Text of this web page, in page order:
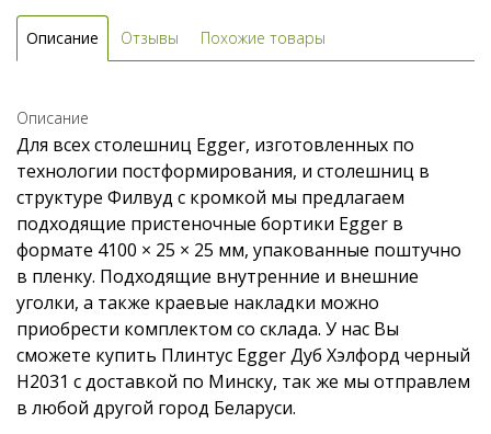
Описание Отзывы Похожие товары
Описание
Для всех столешниц Egger, изготовленных по
технологии постформирования, и столешниц в
структуре Филвуд с кромкой мы предлагаем
подходящие пристеночные бортики Egger в
формате 4100 × 25 × 25 мм, упакованные поштучно
в пленку. Подходящие внутренние и внешние
уголки, а также краевые накладки можно
приобрести комплектом со склада. У нас Вы
сможете купить Плинтус Egger Дуб Хэлфорд черный
H2031 с доставкой по Минску, так же мы отправлем
в любой другой город Беларуси.